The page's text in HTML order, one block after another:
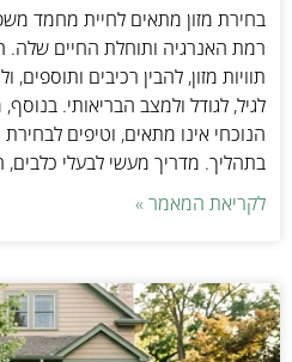
בחירת מזון מתאים לחיית מחמד
רמת האנרגיה ותוחלת החיים שלה.
תוויות מזון, להבין רכיבים
לגיל, לגודל ולמצב הבריאותי.
הנוכחי אינו מתאים, וטיפים
בתהליך. מדריך מעשי לבעלי כלבים,
לקריאת המאמר »